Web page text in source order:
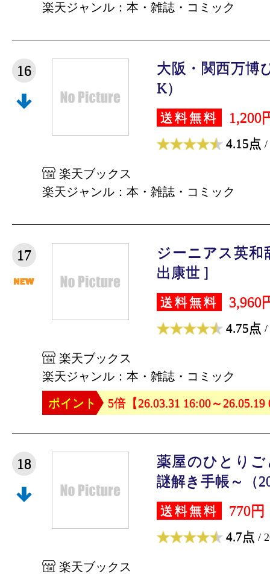
楽天ジャンル：本・雑誌・コミック
16
大阪・関西万博
K）
送料無料 1,200
4.15点 /
楽天ブックス
楽天ジャンル：本・雑誌・コミック
17
ジーニアス英
出康世 ]
送料無料 3,960
4.75点 /
楽天ブックス
楽天ジャンル：本・雑誌・コミック
ポイント
5倍【26.03.31 16:00～26.05.19
18
薬屋のひとり
謎解き手帳～（
送料無料 770円
4.7点 /
楽天ブックス